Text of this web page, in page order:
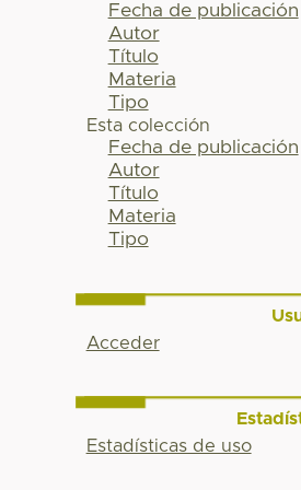
Fecha de publicación
Autor
Título
Materia
Tipo
Esta colección
Fecha de publicación
Autor
Título
Materia
Tipo
Acceder
Estadísticas de uso